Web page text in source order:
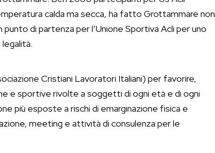
calda ma secca, ha fatto Grottammare non
di partenza per l’Unione Sportiva Acli per uno
legalità.
Cristiani Lavoratori Italiani) per favorire,
e sportive rivolte a soggetti di ogni età e di ogni
più esposte a rischi di emarginazione fisica e
meeting e attività di consulenza per le